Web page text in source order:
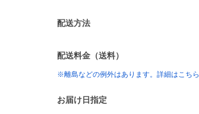
配送方法
配送料金（送料）
※離島などの例外はあります。詳細はこちら
お届け日指定